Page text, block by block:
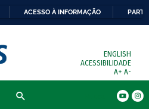
ACESSO À INFORMAÇÃO
ENGLISH
ACESSIBILIDADE
A+ A-